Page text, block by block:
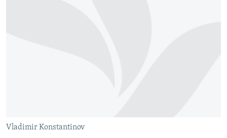
QOŞULIÑIZ!
Vladimir Konstantinov